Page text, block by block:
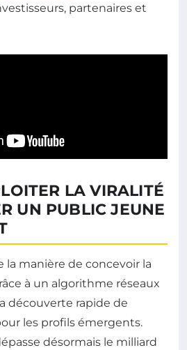
partenaires et
LA VIRALITÉ
UN PUBLIC JEUNE
la manière de concevoir la
à un algorithme réseaux
découverte rapide de
les profils émergents.
désormais le milliard